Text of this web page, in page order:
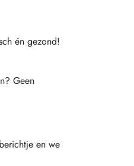
én gezond!
Geen
en we